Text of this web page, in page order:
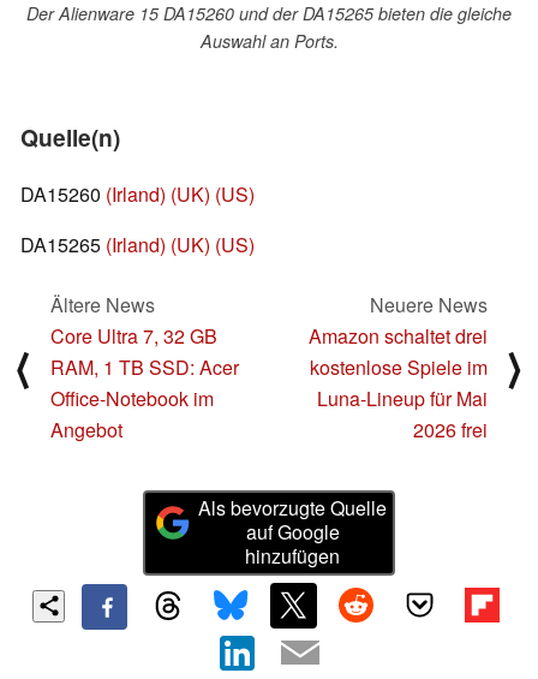
Der Alienware 15 DA15260 und der DA15265 bieten die gleiche
Auswahl an Ports.
Quelle(n)
DA15260 (Irland) (UK) (US)
DA15265 (Irland) (UK) (US)
⟨
Ältere News
Core Ultra 7, 32 GB
RAM, 1 TB SSD: Acer
Office-Notebook im
Angebot
Neuere News
Amazon schaltet drei
kostenlose Spiele im
Luna-Lineup für Mai
2026 frei
⟩
Als bevorzugte Quelle
auf Google
hinzufügen